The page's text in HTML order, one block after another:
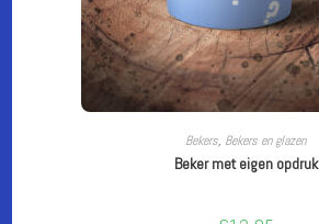
CUSTOMIZE
Bekers, Bekers en glazen
Beker met eigen opdruk